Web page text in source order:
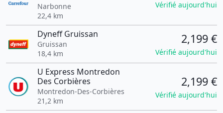
Narbonne
22,4 km
Vérifié aujourd'hui
Dyneff Gruissan
Gruissan
18,4 km
2,199 €
Vérifié aujourd'hui
U Express Montredon
Des Corbières
Montredon-Des-Corbières
21,2 km
2,199 €
Vérifié aujourd'hui